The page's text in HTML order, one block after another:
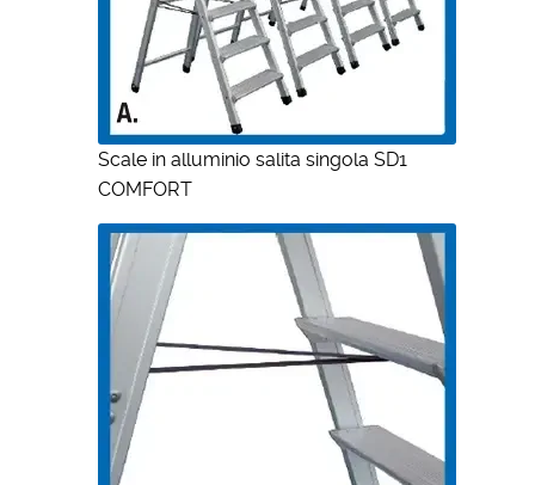
Scale in alluminio salita singola SD1
COMFORT